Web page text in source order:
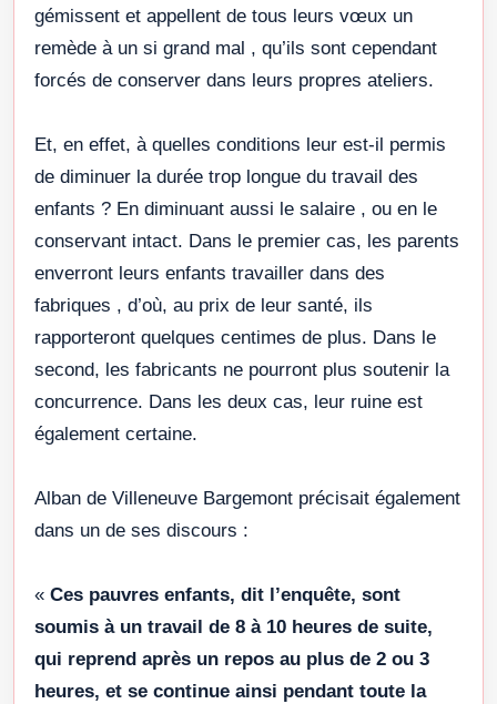
gémissent et appellent de tous leurs vœux un
remède à un si grand mal , qu’ils sont cependant
forcés de conserver dans leurs propres ateliers.
Et, en effet, à quelles conditions leur est-il permis
de diminuer la durée trop longue du travail des
enfants ? En diminuant aussi le salaire , ou en le
conservant intact. Dans le premier cas, les parents
enverront leurs enfants travailler dans des
fabriques , d’où, au prix de leur santé, ils
rapporteront quelques centimes de plus. Dans le
second, les fabricants ne pourront plus soutenir la
concurrence. Dans les deux cas, leur ruine est
également certaine.
Alban de Villeneuve Bargemont précisait également
dans un de ses discours :
« Ces pauvres enfants, dit l’enquête, sont
soumis à un travail de 8 à 10 heures de suite,
qui reprend après un repos au plus de 2 ou 3
heures, et se continue ainsi pendant toute la